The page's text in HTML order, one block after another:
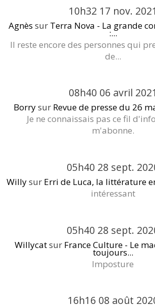
10h32 17 nov. 2021
Agnès sur Terra Nova - La grande
:...
Il reste encore des personnes qui
de...
08h40 06 avril 2021
Borrysur Revue de presse du 26
Je ne connaissais pas ce fil
m'abonne.
05h40 28 sept.
Willysur Erri de Luca, la littérature
intéressant
05h40 28 sept.
Willycatsur France Culture - Le
toujours...
Imposture
16h16 08 août